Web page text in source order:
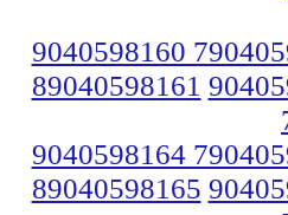
9040598160
89040598161
9040598164
89040598165